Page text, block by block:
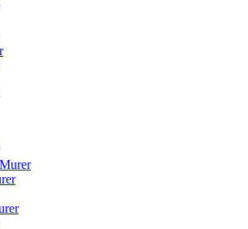
Murer